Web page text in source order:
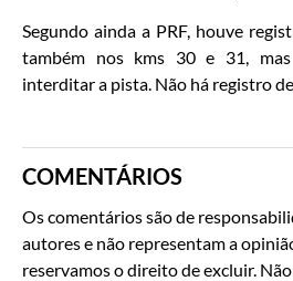
Segundo ainda a PRF, houve
também nos kms 30 e 31,
interditar a pista. Não há registro
COMENTÁRIOS
Os comentários são de
autores e não representam a
reservamos o direito de excluir.